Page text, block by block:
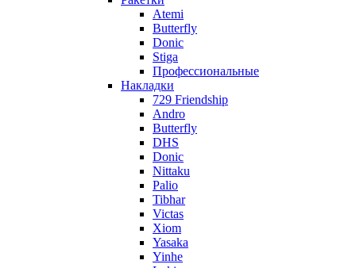
Atemi
Butterfly
Donic
Stiga
Профессиональные
Накладки
729 Friendship
Andro
Butterfly
DHS
Donic
Nittaku
Palio
Tibhar
Victas
Xiom
Yasaka
Yinhe